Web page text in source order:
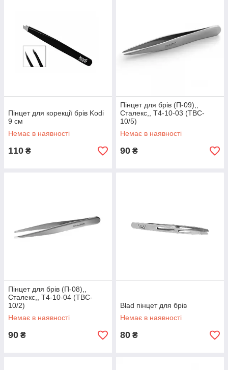
Пінцет для корекції брів Kodi
9 см
Немає в наявності
110 ₴
Пінцет для брів (П-09),,
Сталекс,, T4-10-03 (TBC-
10/5)
Немає в наявності
90 ₴
Пінцет для брів (П-08),,
Сталекс,, T4-10-04 (TBC-
10/2)
Немає в наявності
90 ₴
Blad пінцет для брів
Немає в наявності
80 ₴